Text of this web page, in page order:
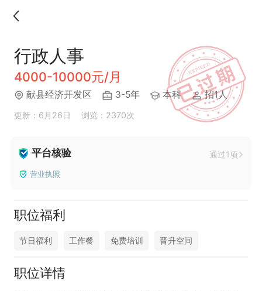
行政人事
4000-10000元/月
献县经济开发区 3-5年 本科 招1人
更新：6月26日 浏览：2370次
平台核验 通过1项
营业执照
职位福利
节日福利 工作餐 免费培训 晋升空间
职位详情